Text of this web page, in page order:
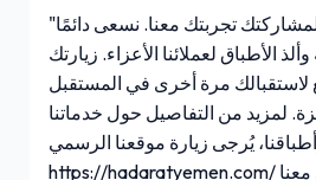
"شكرًا جزيلاً لزيارتك ولمشاركتك تجربتك معنا. نسعى دائمًا
الأطباق لعملائنا الأعزاء. زيارتك
لاستقبالك مرة أخرى في المستقبل
لمزيد من التفاصيل حول خدماتنا
يُرجى زيارة موقعنا الرسمي:
https://hadaratyemen.com/ يمكنكم الان التواصل معنا